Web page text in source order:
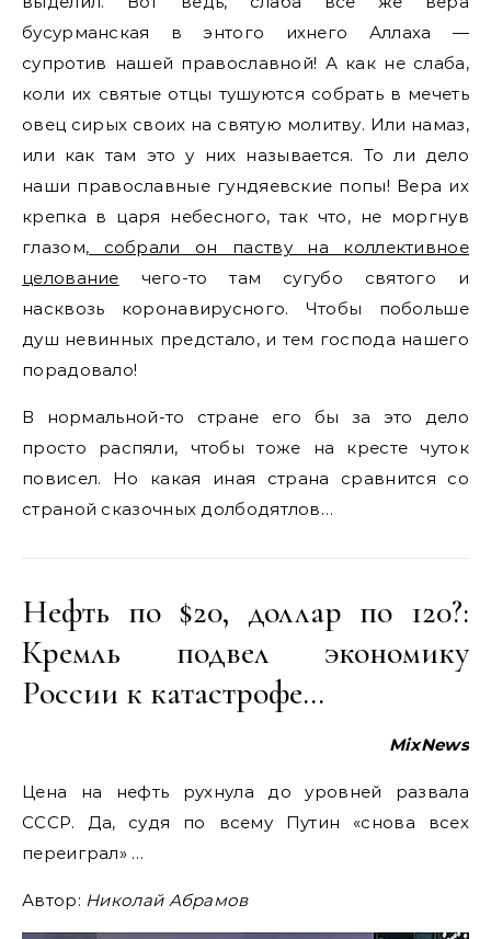
бусурманская в энтого ихнего Аллаха —
супротив нашей православной! А как не слаба,
коли их святые отцы тушуются собрать в мечеть
овец сирых своих на святую молитву. Или намаз,
или как там это у них называется. То ли дело
наши православные гундяевские попы! Вера их
крепка в царя небесного, так что, не моргнув
глазом, собрали он паству на коллективное
целование чего-то там сугубо святого и
насквозь коронавирусного. Чтобы побольше
душ невинных предстало, и тем господа нашего
порадовало!
В нормальной-то стране его бы за это дело
просто распяли, чтобы тоже на кресте чуток
повисел. Но какая иная страна сравнится со
страной сказочных долбодятлов…
Нефть по $20, доллар по 120?:
Кремль подвел экономику
России к катастрофе…
MixNews
Цена на нефть рухнула до уровней развала
СССР. Да, судя по всему Путин «снова всех
переиграл» …
Автор: Николай Абрамов